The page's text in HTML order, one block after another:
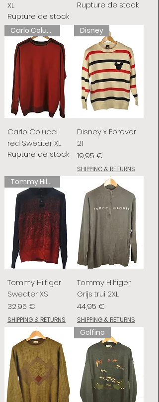
XL
Rupture de stock
Rupture de stock
Carlo Colucci
Carlo Colucci
red Sweater XL
Rupture de stock
Disney
Disney x Forever
21
Prix
19,95 €
SHIPPING & RETURNS
Tommy Hilfiger
Tommy Hilfiger
Sweater XS
Prix
32,95 €
SHIPPING & RETURNS
Tommy Hilfiger
Grijs trui 2XL
Prix
44,95 €
SHIPPING & RETURNS
Golfino